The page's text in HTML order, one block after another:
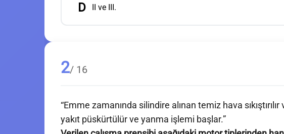
D II ve III.
2/ 16
“Emme zamanında silindire alınan temiz hava
yakıt püskürtülür ve yanma işlemi başlar.”